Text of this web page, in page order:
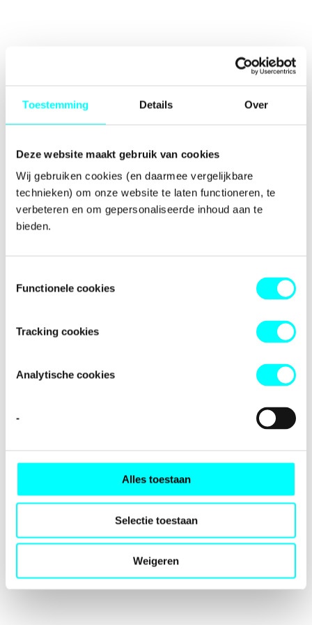
Toestemming Details Over
Deze website maakt gebruik van cookies
Wij gebruiken cookies (en daarmee vergelijkbare
technieken) om onze website te laten functioneren, te
verbeteren en om gepersonaliseerde inhoud aan te
bieden.
Functionele cookies
Tracking cookies
Analytische cookies
-
Alles toestaan
Selectie toestaan
Weigeren
-side exception has occurred while
browser consolefor